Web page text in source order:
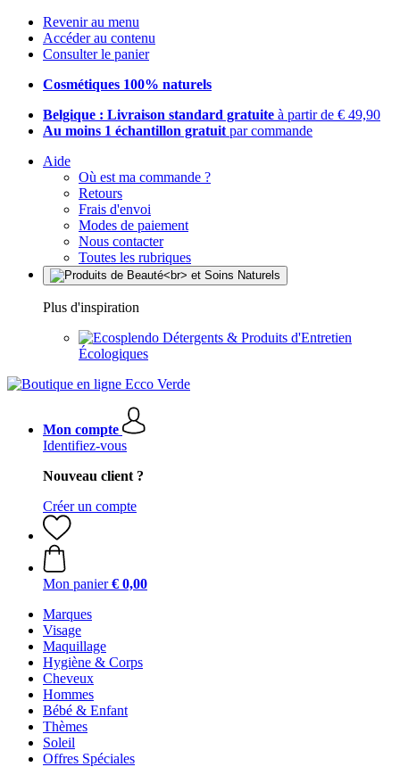
Revenir au menu
Accéder au contenu
Consulter le panier
Cosmétiques 100% naturels
Belgique : Livraison standard gratuite à partir de € 49,90
Au moins 1 échantillon gratuit par commande
Aide
Où est ma commande ?
Retours
Frais d'envoi
Modes de paiement
Nous contacter
Toutes les rubriques
Plus d'inspiration
Détergents & Produits d'Entretien
Écologiques
Mon compte
Identifiez-vous
Nouveau client ?
Créer un compte
Mon panier € 0,00
Marques
Visage
Maquillage
Hygiène & Corps
Cheveux
Hommes
Bébé & Enfant
Thèmes
Soleil
Offres Spéciales